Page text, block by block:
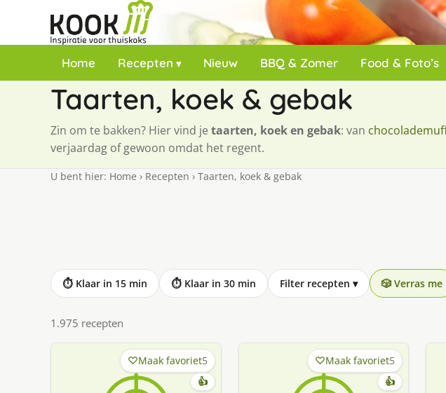
Home Recepten Nieuw BBQ & Zomer Food & Foto’s
Taarten, koek & gebak
Zin om te bakken? Hier vind je taarten, koek en gebak: van
verjaardag of gewoon omdat het regent.
U bent hier: Home › Recepten › Taarten, koek & gebak
⏱ Klaar in 15 min ⏱ Klaar in 30 min Filter recepten ▾ 🎲 Verras me
1.975 recepten
Maak favoriet5
👍
Maak favoriet5
👍